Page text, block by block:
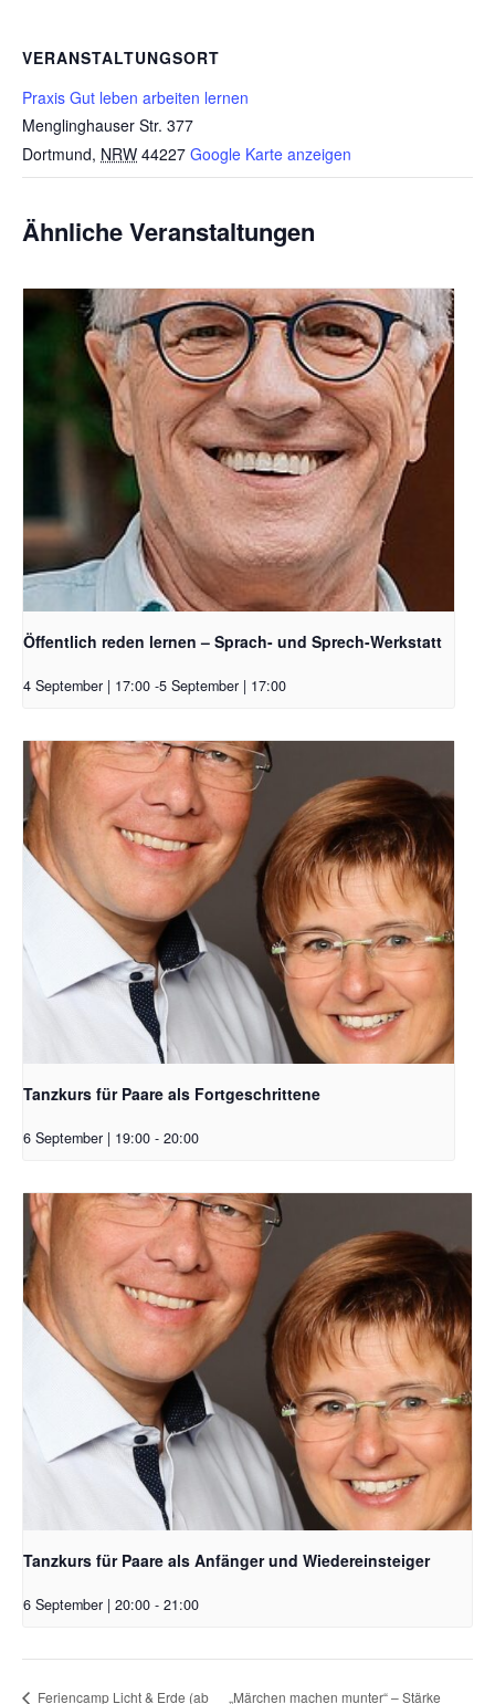
VERANSTALTUNGSORT
Praxis Gut leben arbeiten lernen
Menglinghauser Str. 377
Dortmund, NRW 44227 Google Karte anzeigen
Ähnliche Veranstaltungen
Öffentlich reden lernen – Sprach- und Sprech-Werkstatt
4 September | 17:00 -5 September | 17:00
Tanzkurs für Paare als Fortgeschrittene
6 September | 19:00 - 20:00
Tanzkurs für Paare als Anfänger und Wiedereinsteiger
6 September | 20:00 - 21:00
Feriencamp Licht & Erde (ab „Märchen machen munter“ – Stärke